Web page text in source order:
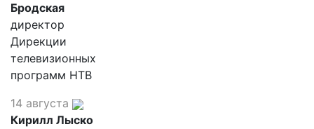
Бродская
директор
Дирекции
телевизионных
программ НТВ
14 августа
Кирилл Лыско